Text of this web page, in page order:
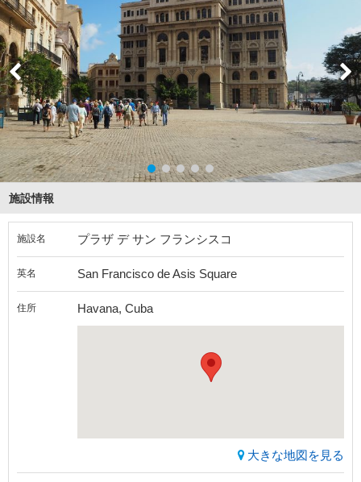
施設情報
施設名 プラザ デ サン フランシスコ
英名 San Francisco de Asis Square
住所 Havana, Cuba
大きな地図を見る